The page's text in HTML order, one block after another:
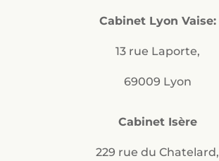
Cabinet Lyon Vaise:
13 rue Laporte,
69009 Lyon
Cabinet Isère
229 rue du Chatelard,